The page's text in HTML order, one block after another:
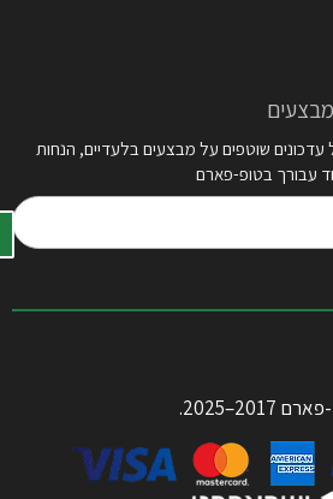
שוטפים על מבצעים בלעדיים, הנחות
עבורך בטופ-פארם
2017–2025.